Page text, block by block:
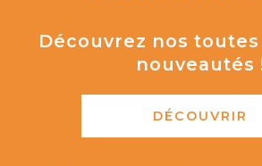
Découvrez nos
nouveautés
DÉCOUVRIR